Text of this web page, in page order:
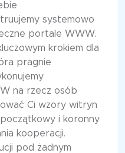
systemowo
portale WWW.
krokiem dla
pragnie
na rzecz osób
Ci wzory witryn
i koronny
kooperacji.
pod żadnym